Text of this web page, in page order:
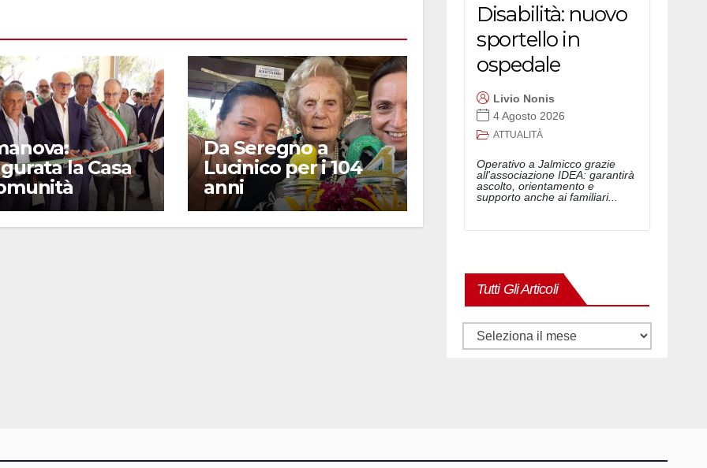
la Casa
Da Seregno a
Lucinico per i 104
anni
Disabilità: nuovo
sportello in
ospedale
Livio Nonis
4 Agosto 2026
ATTUALITÀ
Operativo a Jalmicco grazie
all'associazione IDEA: garantirà
ascolto, orientamento e
supporto anche ai familiari...
Tutti Gli Articoli
Tutti